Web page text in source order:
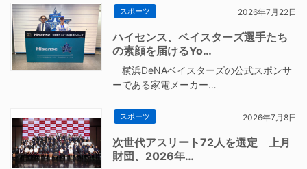
スポーツ 2026年7月22日
ハイセンス、ベイスターズ選手たち
の素顔を届けるYo…
横浜DeNAベイスターズの公式スポンサ
ーである家電メーカー…
スポーツ 2026年7月8日
次世代アスリート72人を選定 上月
財団、2026年…